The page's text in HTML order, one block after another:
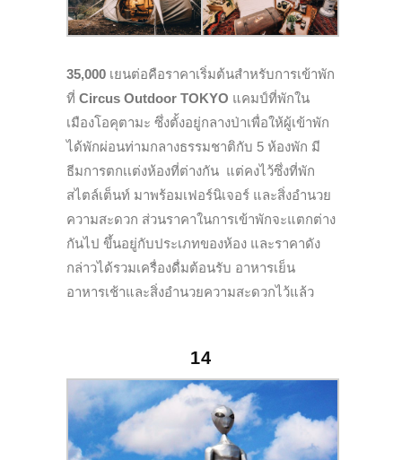
35,000 เยนต่อคือราคาเริ่มต้นสำหรับการเข้าพัก
ที่ Circus Outdoor TOKYO แคมป์ที่พักใน
เมืองโอคุตามะ ซึ่งตั้งอยู่กลางป่าเพื่อให้ผู้เข้าพัก
ได้พักผ่อนท่ามกลางธรรมชาติกับ 5 ห้องพัก มี
ธีมการตกเเต่งห้องที่ต่างกัน แต่คงไว้ซึ่งที่พัก
สไตล์เต็นท์ มาพร้อมเฟอร์นิเจอร์ และสิ่งอำนวย
ความสะดวก ส่วนราคาในการเข้าพักจะแตกต่าง
กันไป ขึ้นอยู่กับประเภทของห้อง และราคาดัง
กล่าวได้รวมเครื่องดื่มต้อนรับ อาหารเย็น
อาหารเช้าและสิ่งอำนวยความสะดวกไว้แล้ว
14